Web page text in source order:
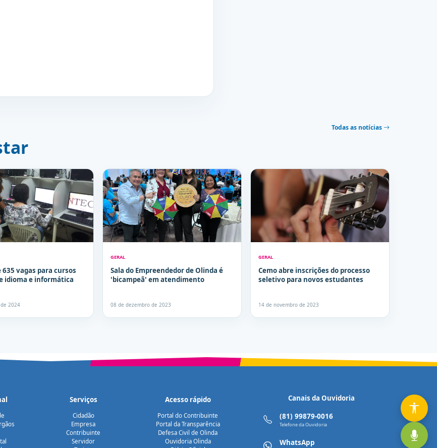
Todas as notícias
vagas para cursos
idioma e informática
2024
GERAL
Sala do Empreendedor de Olinda é
'bicampeã' em atendimento
08 de dezembro de 2023
GERAL
Cemo abre inscrições do processo
seletivo para novos estudantes
14 de novembro de 2023
Serviços
Cidadão
Empresa
Contribuinte
Servidor
Acesso rápido
Portal do Contribuinte
Portal da Transparência
Defesa Civil de Olinda
Ouvidoria Olinda
Canais da Ouvidoria
(81) 99879-0016
Telefone da Ouvidoria
WhatsApp